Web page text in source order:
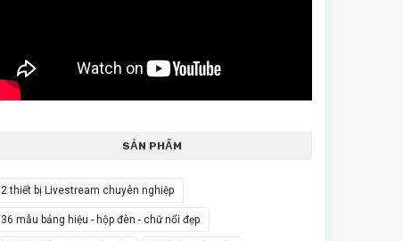
SẢN PHẨM
2 thiết bị Livestream chuyên nghiệp
36 mẫu bảng hiệu - hộp đèn - chữ nổi đẹp